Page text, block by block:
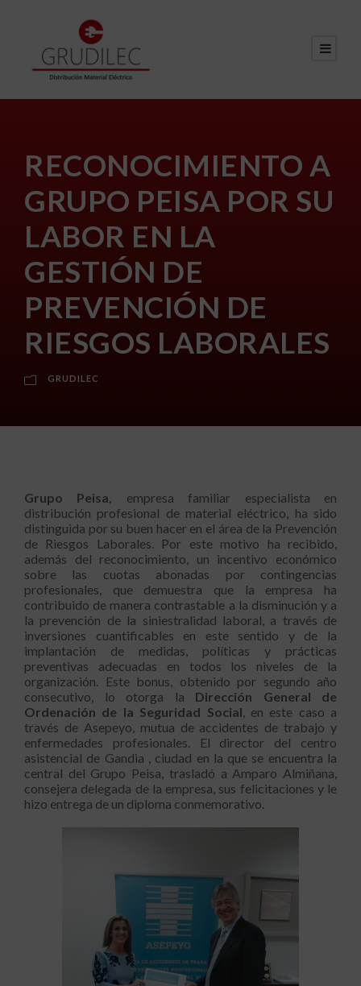
RECONOCIMIENTO A
GRUPO PEISA POR SU
LABOR EN LA
GESTIÓN DE
PREVENCIÓN DE
RIESGOS LABORALES
GRUDILEC
Grupo Peisa, empresa familiar especialista en
distribución profesional de material eléctrico, ha sido
distinguida por su buen hacer en el área de la Prevención
de Riesgos Laborales. Por este motivo ha recibido,
además del reconocimiento, un incentivo económico
sobre las cuotas abonadas por contingencias
profesionales, que demuestra que la empresa ha
contribuido de manera contrastable a la disminución y a
la prevención de la siniestralidad laboral, a través de
inversiones cuantificables en este sentido y de la
implantación de medidas, políticas y prácticas
preventivas adecuadas en todos los niveles de la
organización. Este bonus, obtenido por segundo año
consecutivo, lo otorga la Dirección General de
Ordenación de la Seguridad Social, en este caso a
través de Asepeyo, mutua de accidentes de trabajo y
enfermedades profesionales. El director del centro
asistencial de Gandia , ciudad en la que se encuentra la
central del Grupo Peisa, trasladó a Amparo Almiñana,
consejera delegada de la empresa, sus felicitaciones y le
hizo entrega de un diploma conmemorativo.